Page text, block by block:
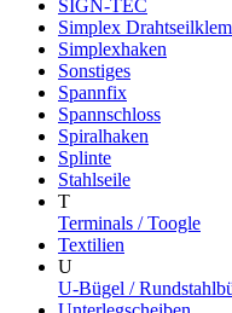
SIGN-TEC
Simplex
Simplexhaken
Sonstiges
Spannfix
Spannschloss
Spiralhaken
Splinte
Stahlseile
T
Terminals / Toogle
Textilien
U
U-Bügel /